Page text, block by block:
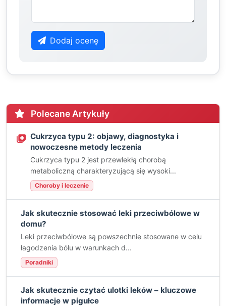
Dodaj ocenę
Polecane Artykuły
Cukrzyca typu 2: objawy, diagnostyka i
nowoczesne metody leczenia
Cukrzyca typu 2 jest przewlekłą chorobą
metaboliczną charakteryzującą się wysoki...
Choroby i leczenie
Jak skutecznie stosować leki przeciwbólowe w
domu?
Leki przeciwbólowe są powszechnie stosowane w celu
łagodzenia bólu w warunkach d...
Poradniki
Jak skutecznie czytać ulotki leków – kluczowe
informacje w pigułce